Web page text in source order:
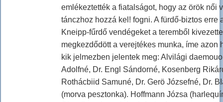
emlékeztették a fiatalságot, hogy az örök női
tánczhoz hozzá kel! fogni. A fürdő-biztos erre
Kneipp-fűrdő vendégeket a teremből
megkezdődött a verejtékes munka, íme azon
kik jelmezben jelentek meg: Alvilági
Adolfné, Dr. Engl Sándorné, Kosenberg
Rothácbiid Samuné, Dr. Gerö Józsefné, Dr.
(morva pesztonka). Hoffmann Józsa